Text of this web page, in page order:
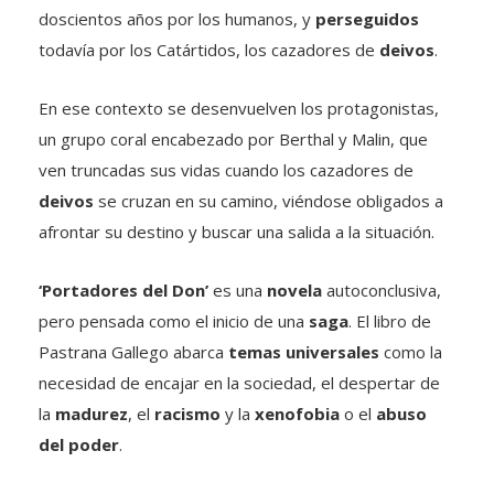
doscientos años por los humanos, y perseguidos
todavía por los Catártidos, los cazadores de deivos.
En ese contexto se desenvuelven los protagonistas,
un grupo coral encabezado por Berthal y Malin, que
ven truncadas sus vidas cuando los cazadores de
deivos se cruzan en su camino, viéndose obligados a
afrontar su destino y buscar una salida a la situación.
‘Portadores del Don’ es una novela autoconclusiva,
pero pensada como el inicio de una saga. El libro de
Pastrana Gallego abarca temas universales como la
necesidad de encajar en la sociedad, el despertar de
la madurez, el racismo y la xenofobia o el abuso
del poder.